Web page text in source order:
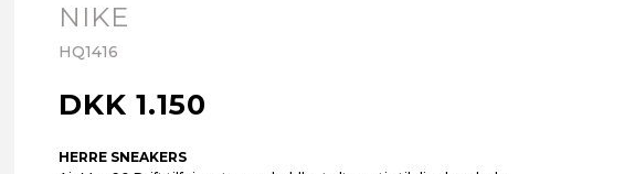
NIKE
HQ1416
DKK 1.150
HERRE SNEAKERS